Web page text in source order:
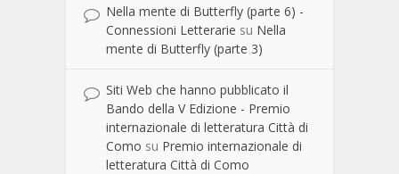
Nella mente di Butterfly (parte 6) -
Connessioni Letterarie su Nella
mente di Butterfly (parte 3)
Siti Web che hanno pubblicato il
Bando della V Edizione - Premio
internazionale di letteratura Città di
Como su Premio internazionale di
letteratura Città di Como